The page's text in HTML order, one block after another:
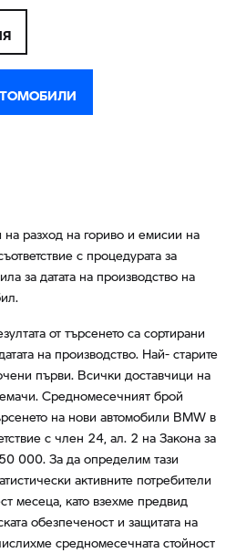
на разход на гориво и емисии на
с процедурата за
за датата на производство на
от търсенето са сортирани
на производство. Най- старите
първи. Всички доставчици на
Средномесечният брой
на нови автомобили BMW в
с член 24, ал. 2 на Закона за
000. За да определим тази
активните потребители
месеца, като взехме предвид
обезпеченост и защитата на
средномесечната стойност